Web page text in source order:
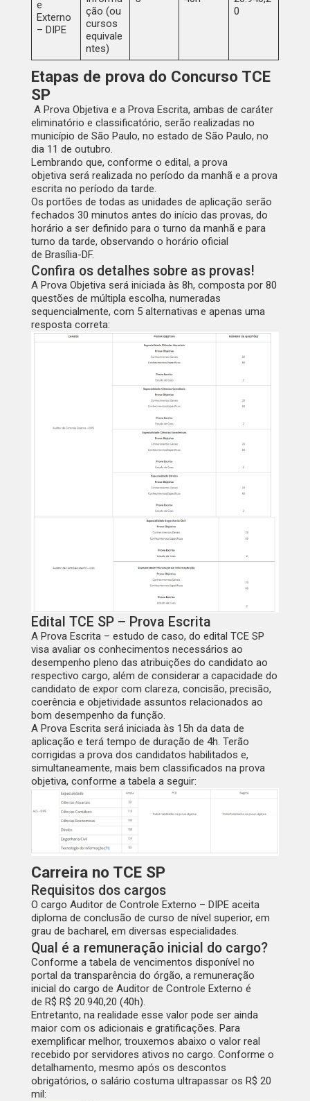
e
Externo
– DIPE
ção (ou
cursos
equivale
ntes)
0
Etapas de prova do Concurso TCE
SP
A Prova Objetiva e a Prova Escrita, ambas de caráter
eliminatório e classificatório, serão realizadas no
município de São Paulo, no estado de São Paulo, no
dia 11 de outubro.
Lembrando que, conforme o edital, a prova
objetiva será realizada no período da manhã e a prova
escrita no período da tarde.
Os portões de todas as unidades de aplicação serão
fechados 30 minutos antes do início das provas, do
horário a ser definido para o turno da manhã e para
turno da tarde, observando o horário oficial
de Brasília-DF.
Confira os detalhes sobre as provas!
A Prova Objetiva será iniciada às 8h, composta por 80
questões de múltipla escolha, numeradas
sequencialmente, com 5 alternativas e apenas uma
resposta correta:
Edital TCE SP – Prova Escrita
A Prova Escrita – estudo de caso, do edital TCE SP
visa avaliar os conhecimentos necessários ao
desempenho pleno das atribuições do candidato ao
respectivo cargo, além de considerar a capacidade do
candidato de expor com clareza, concisão, precisão,
coerência e objetividade assuntos relacionados ao
bom desempenho da função.
A Prova Escrita será iniciada às 15h da data de
aplicação e terá tempo de duração de 4h. Terão
corrigidas a prova dos candidatos habilitados e,
simultaneamente, mais bem classificados na prova
objetiva, conforme a tabela a seguir:
Carreira no TCE SP
Requisitos dos cargos
O cargo Auditor de Controle Externo – DIPEaceita
diploma de conclusão de curso de nível superior, em
grau de bacharel, em diversas especialidades.
Qual é a remuneração inicial do cargo?
Conforme a tabela de vencimentos disponível no
portal da transparência do órgão, a remuneração
inicial do cargo de Auditor de Controle Externo é
de R$ R$ 20.940,20 (40h).
Entretanto, na realidade esse valor pode ser ainda
maior com os adicionais e gratificações. Para
exemplificar melhor, trouxemos abaixo o valor real
recebido por servidores ativos no cargo. Conforme o
detalhamento, mesmo após os descontos
obrigatórios, o salário costuma ultrapassar os R$ 20
mil: